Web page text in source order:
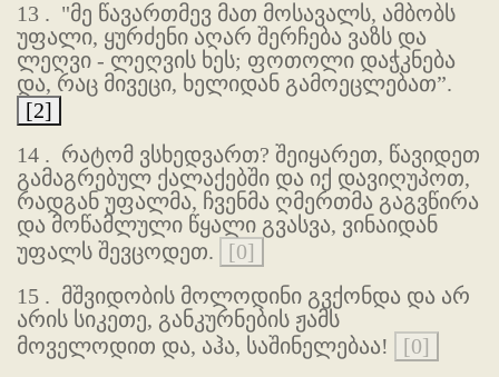
13 . "მე წავართმევ მათ მოსავალს, ამბობს
უფალი, ყურძენი აღარ შერჩება ვაზს და
ლეღვი - ლეღვის ხეს; ფოთოლი დაჭკნება
და, რაც მივეცი, ხელიდან გამოეცლებათ”.
[2]
14 . რატომ ვსხედვართ? შეიყარეთ, წავიდეთ
გამაგრებულ ქალაქებში და იქ დავიღუპოთ,
რადგან უფალმა, ჩვენმა ღმერთმა გაგვწირა
და მოწამლული წყალი გვასვა, ვინაიდან
უფალს შევცოდეთ.
[0]
15 . მშვიდობის მოლოდინი გვქონდა და არ
არის სიკეთე, განკურნების ჟამს
მოველოდით და, აჰა, საშინელებაა!
[0]